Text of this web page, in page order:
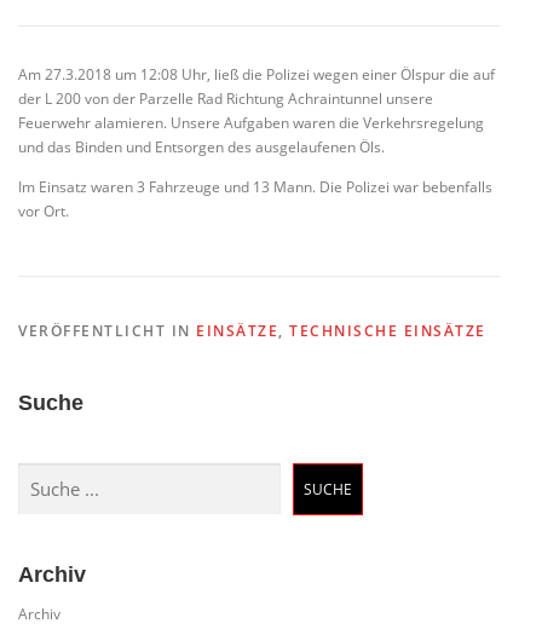
Am 27.3.2018 um 12:08 Uhr, ließ die Polizei wegen einer Ölspur die auf
der L 200 von der Parzelle Rad Richtung Achraintunnel unsere
Feuerwehr alamieren. Unsere Aufgaben waren die Verkehrsregelung
und das Binden und Entsorgen des ausgelaufenen Öls.
Im Einsatz waren 3 Fahrzeuge und 13 Mann. Die Polizei war bebenfalls
vor Ort.
VERÖFFENTLICHT IN EINSÄTZE, TECHNISCHE EINSÄTZE
Suche
SUCHE
Archiv
Archiv